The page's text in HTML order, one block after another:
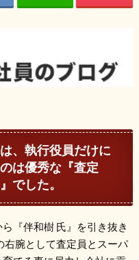
、執行役員だけに
は優秀な『査定
でした。
『伴和樹 氏』を引き抜き
右腕として査定員とスーパ